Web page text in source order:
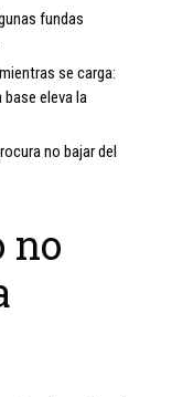
fundas
se carga:
eleva la
no bajar del
no